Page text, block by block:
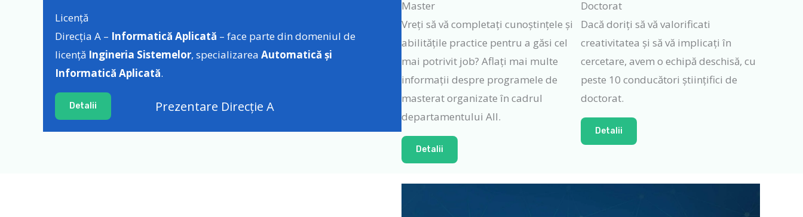
Licență
Direcția A – Informatică Aplicată – face parte din domeniul de
licență Ingineria Sistemelor, specializarea Automatică și
Informatică Aplicată.
Detalii Prezentare Direcție A
Master
Vreți să vă completați cunoștințele și
abilitățile practice pentru a găsi cel
mai potrivit job? Aflați mai multe
informații despre programele de
masterat organizate în cadrul
departamentului AII.
Detalii
Doctorat
Dacă doriți să vă valorificati
creativitatea și să vă implicați în
cercetare, avem o echipă deschisă, cu
peste 10 conducători științifici de
doctorat.
Detalii